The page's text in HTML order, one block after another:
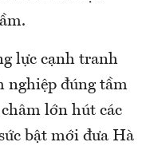
lực cạnh tranh
nghiệp đúng tầm
lớn hút các
bật mới đưa Hà